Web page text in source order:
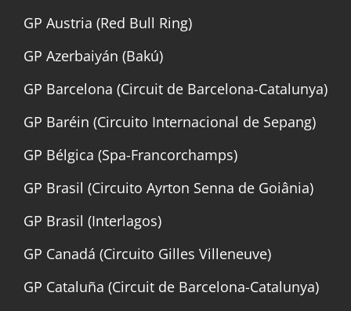
GP Austria (Red Bull Ring)
GP Azerbaiyán (Bakú)
GP Barcelona (Circuit de Barcelona-Catalunya)
GP Baréin (Circuito Internacional de Sepang)
GP Bélgica (Spa-Francorchamps)
GP Brasil (Circuito Ayrton Senna de Goiânia)
GP Brasil (Interlagos)
GP Canadá (Circuito Gilles Villeneuve)
GP Cataluña (Circuit de Barcelona-Catalunya)